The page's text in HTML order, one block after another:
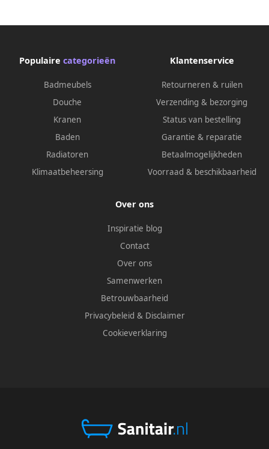
Populaire categorieën
Badmeubels
Douche
Kranen
Baden
Radiatoren
Klimaatbeheersing
Klantenservice
Retourneren & ruilen
Verzending & bezorging
Status van bestelling
Garantie & reparatie
Betaalmogelijkheden
Voorraad & beschikbaarheid
Over ons
Inspiratie blog
Contact
Over ons
Samenwerken
Betrouwbaarheid
Privacybeleid & Disclaimer
Cookieverklaring